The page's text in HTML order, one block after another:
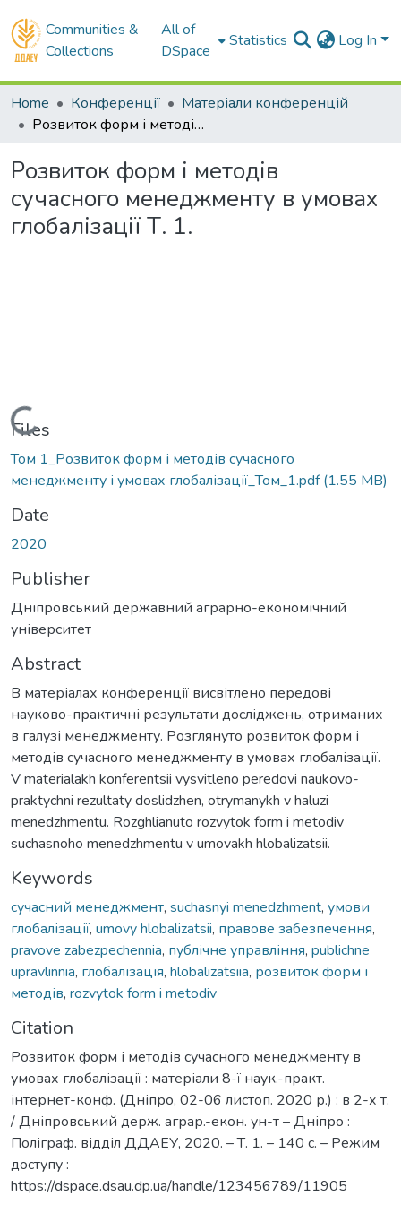
Communities &
Collections
All of
DSpace
Statistics Log In
Home Конференції
Матеріали конференцій
Розвиток форм і методів сучасного менеджменту в умовах глобалізації Т. 1.
Розвиток форм і методів
сучасного менеджменту в умовах
глобалізації Т. 1.
Loading...
Files
Том 1_Розвиток форм і методів сучасного
менеджменту і умовах глобалізації_Том_1.pdf(1.55 MB)
Date
2020
Publisher
Дніпровський державний аграрно-економічний
університет
Abstract
В матеріалах конференції висвітлено передові
науково-практичні результати досліджень, отриманих
в галузі менеджменту. Розглянуто розвиток форм і
методів сучасного менеджменту в умовах глобалізації.
V materialakh konferentsii vysvitleno peredovi naukovo-
praktychni rezultaty doslidzhen, otrymanykh v haluzi
menedzhmentu. Rozghlianuto rozvytok form i metodiv
suchasnoho menedzhmentu v umovakh hlobalizatsii.
Keywords
сучасний менеджмент, suchasnyi menedzhment, умови
глобалізації, umovy hlobalizatsii, правове забезпечення,
pravove zabezpechennia, публічне управління, publichne
upravlinnia, глобалізація, hlobalizatsiia, розвиток форм і
методів, rozvytok form i metodiv
Citation
Розвиток форм і методів сучасного менеджменту в
умовах глобалізації : матеріали 8-ї наук.-практ.
інтернет-конф. (Дніпро, 02-06 листоп. 2020 р.) : в 2-х т.
/ Дніпровський держ. аграр.-екон. ун-т – Дніпро :
Поліграф. відділ ДДАЕУ, 2020. – Т. 1. – 140 с. – Режим
доступу :
https://dspace.dsau.dp.ua/handle/123456789/11905